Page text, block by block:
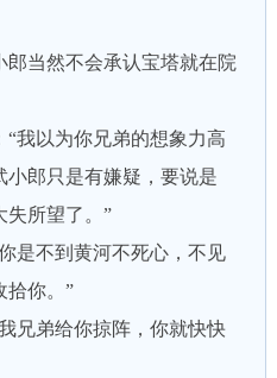
当然不会承认宝塔就在院
以为你兄弟的想象力高
小郎只是有嫌疑，要说是
失所望了。”
不到黄河不死心，不见
拾你。”
弟给你掠阵，你就快快